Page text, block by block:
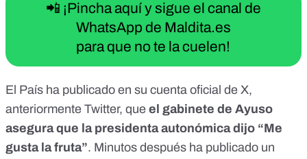
📲 ¡Pincha aquí y sigue el canal de
WhatsApp de Maldita.es
para que no te la cuelen!
El País ha publicado en su cuenta oficial de X,
anteriormente Twitter, que el gabinete de Ayuso
asegura que la presidenta autonómica dijo “Me
gusta la fruta”. Minutos después ha publicado un